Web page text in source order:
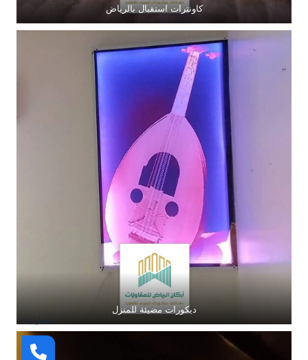
كاونترات استقبال بالرياض
ديكورات مضيئة للمنزل
اتصل بنا